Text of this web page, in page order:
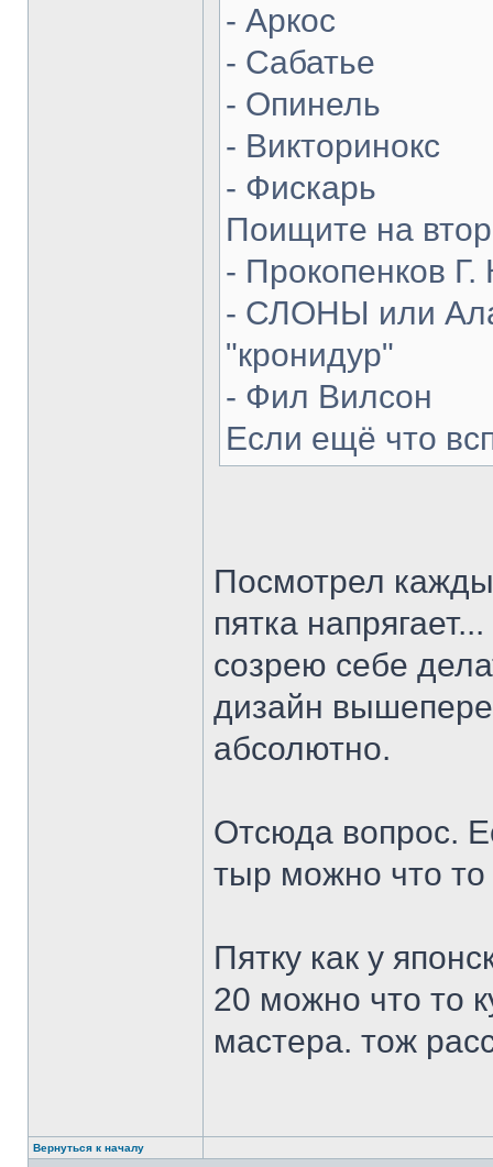
- Аркос
- Сабатье
- Опинель
- Викторинокс
- Фискарь
Поищите на
- Прокопенков Г.
- СЛОНЫ или
"кронидур"
- Фил Вилсон
Если ещё что
Посмотрел
пятка
созрею себе
дизайн
абсолютно.
Отсюда вопрос.
тыр можно что
Пятку как у
20 можно что то
мастера. тож
Вернуться к началу